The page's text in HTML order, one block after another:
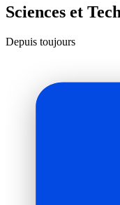
Sciences et
Depuis toujours